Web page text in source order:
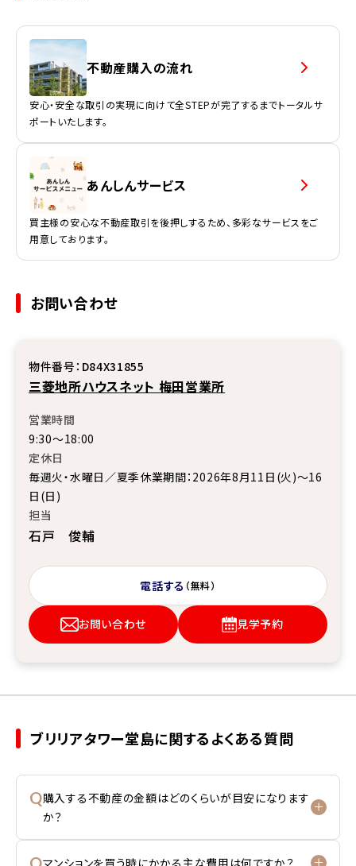
不動産購入の流れ
安心・安全な取引の実現に向けて全STEPが完了するまでトータルサ
ポートいたします。
あんしんサービス
買主様の安心な不動産取引を後押しするため、多彩なサービスをご
用意しております。
お問い合わせ
三菱地所ハウスネット 梅田営業所
物件番号：D84X31855
営業時間
9:30～18:00
定休日
毎週火・水曜日／夏季休業期間：2026年8月11日(火)～16
日(日)
担当
石戸 俊輔
電話する （無料）
お問い合わせ 見学予約
ブリリアタワー堂島に関するよくある質問
Q購入する不動産の金額はどのくらいが目安になります
か？
マンションを買う時にかかる主な費用は何ですか？